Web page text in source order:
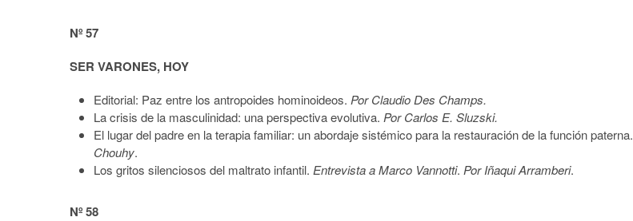
Nº 57
SER VARONES, HOY
Editorial: Paz entre los antropoides hominoideos. Por Claudio Des Champs.
La crisis de la masculinidad: una perspectiva evolutiva. Por Carlos E. Sluzski.
El lugar del padre en la terapia familiar: un abordaje sistémico para la restauración de la función paterna.
Chouhy.
Los gritos silenciosos del maltrato infantil. Entrevista a Marco Vannotti. Por Iñaqui Arramberi.
Nº 58